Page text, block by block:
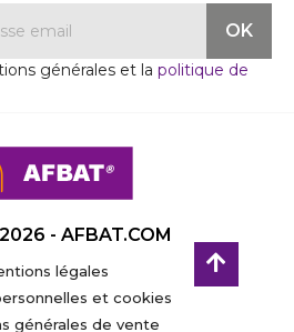
générales et la politique de
2026 - AFBAT.COM
légales
et cookies
générales de vente